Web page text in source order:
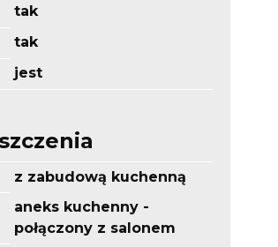
tak
tak
jest
z zabudową kuchenną
aneks kuchenny -
połączony z salonem